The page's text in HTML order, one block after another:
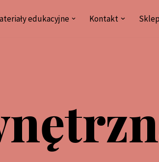
edukacyjne Kontakt Sklep